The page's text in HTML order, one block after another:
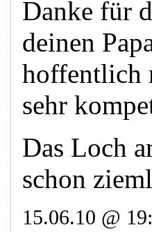
Danke für
deinen
hoffentlich
sehr
Das Loch
schon
15.06.10 @